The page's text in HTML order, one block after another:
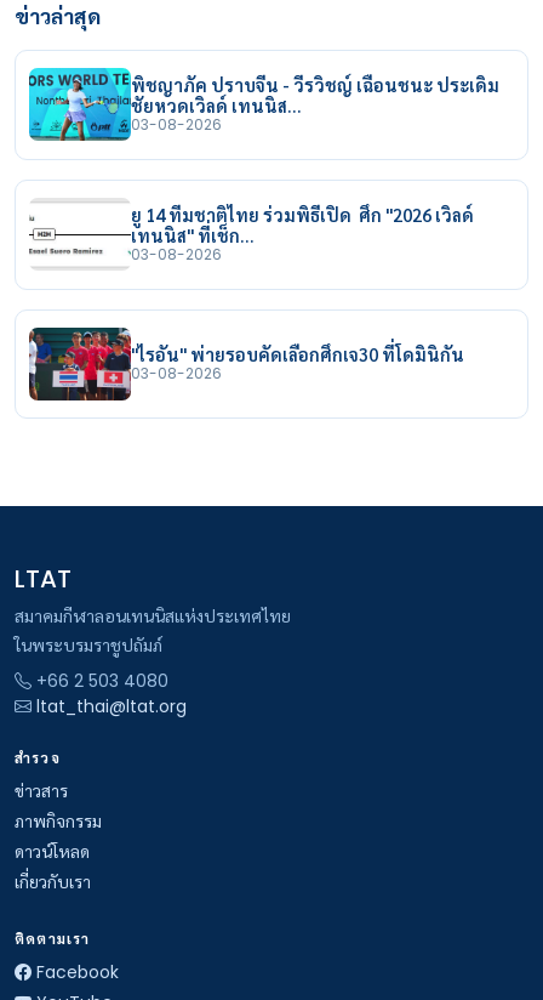
ข่าวล่าสุด
พิชญาภัค ปราบจีน - วีรวิชญ์ เฉือนชนะ ประเดิม
ชัยหวดเวิลด์ เทนนิส…
03-08-2026
ยู 14 ทีมชาติไทย ร่วมพิธีเปิด ศึก "2026 เวิลด์
เทนนิส" ที่เช็ก…
03-08-2026
"ไรอัน" พ่ายรอบคัดเลือกศึกเจ30 ที่โดมินิกัน
03-08-2026
LTAT
สมาคมกีฬาลอนเทนนิสแห่งประเทศไทย
ในพระบรมราชูปถัมภ์
+66 2 503 4080
ltat_thai@ltat.org
สำรวจ
ข่าวสาร
ภาพกิจกรรม
ดาวน์โหลด
เกี่ยวกับเรา
ติดตามเรา
Facebook